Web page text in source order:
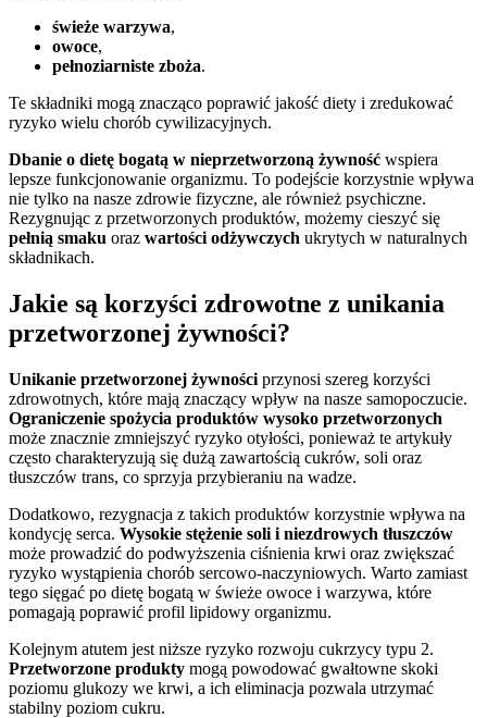
świeże warzywa,
owoce,
pełnoziarniste zboża.
Te składniki mogą znacząco poprawić jakość diety i zredukować
ryzyko wielu chorób cywilizacyjnych.
Dbanie o dietę bogatą w nieprzetworzoną żywność wspiera
lepsze funkcjonowanie organizmu. To podejście korzystnie wpływa
nie tylko na nasze zdrowie fizyczne, ale również psychiczne.
Rezygnując z przetworzonych produktów, możemy cieszyć się
pełnią smaku oraz wartości odżywczych ukrytych w naturalnych
składnikach.
Jakie są korzyści zdrowotne z unikania
przetworzonej żywności?
Unikanie przetworzonej żywności przynosi szereg korzyści
zdrowotnych, które mają znaczący wpływ na nasze samopoczucie.
Ograniczenie spożycia produktów wysoko przetworzonych
może znacznie zmniejszyć ryzyko otyłości, ponieważ te artykuły
często charakteryzują się dużą zawartością cukrów, soli oraz
tłuszczów trans, co sprzyja przybieraniu na wadze.
Dodatkowo, rezygnacja z takich produktów korzystnie wpływa na
kondycję serca. Wysokie stężenie soli i niezdrowych tłuszczów
może prowadzić do podwyższenia ciśnienia krwi oraz zwiększać
ryzyko wystąpienia chorób sercowo-naczyniowych. Warto zamiast
tego sięgać po dietę bogatą w świeże owoce i warzywa, które
pomagają poprawić profil lipidowy organizmu.
Kolejnym atutem jest niższe ryzyko rozwoju cukrzycy typu 2.
Przetworzone produkty mogą powodować gwałtowne skoki
poziomu glukozy we krwi, a ich eliminacja pozwala utrzymać
stabilny poziom cukru.